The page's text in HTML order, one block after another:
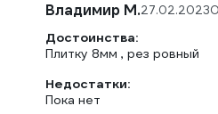
Владимир М.27.02.2023
Достоинства:
Плитку 8мм , рез ровный
Недостатки:
Пока нет